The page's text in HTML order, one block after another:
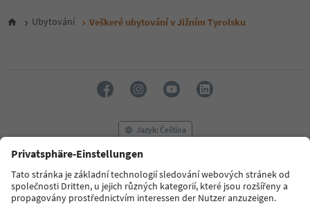
6
16
17
18
19
Ubytování Veškeré ubytování v Jižním Tyrolsku
Jazyk: Čeština
FAQ Kontaktujte nás Tisk
MICE
Zásady ochrany osobních údajů
Podmínky a ujednání
Tiráž